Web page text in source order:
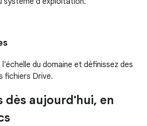
du domaine et définissez des
fichiers Drive.
dès aujourd'hui, en